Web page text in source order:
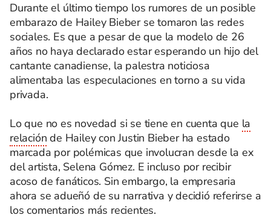
Durante el último tiempo los rumores de un posible
embarazo de Hailey Bieber se tomaron las redes
sociales. Es que a pesar de que la modelo de 26
años no haya declarado estar esperando un hijo del
cantante canadiense, la palestra noticiosa
alimentaba las especulaciones en torno a su vida
privada.
Lo que no es novedad si se tiene en cuenta que la
relación de Hailey con Justin Bieber ha estado
marcada por polémicas que involucran desde la ex
del artista, Selena Gómez. E incluso por recibir
acoso de fanáticos. Sin embargo, la empresaria
ahora se adueñó de su narrativa y decidió referirse a
los comentarios más recientes.